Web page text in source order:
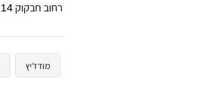
רחוב חבקוק 14, בני ברק.
מודז‘יץ